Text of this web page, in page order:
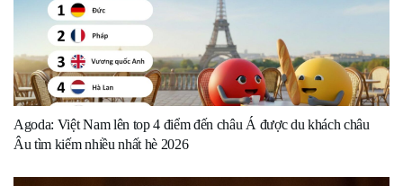
Agoda: Việt Nam lên top 4 điểm đến châu Á được du khách châu
Âu tìm kiếm nhiều nhất hè 2026